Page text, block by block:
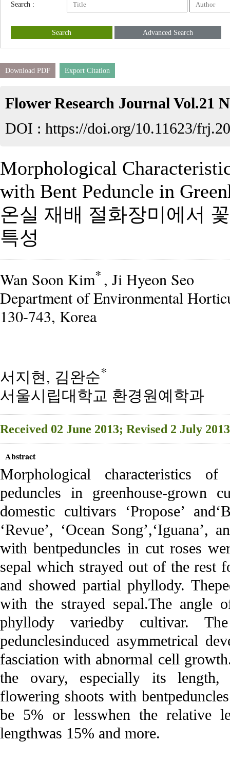
Search :
Search Advanced Search
Download PDF Export Citation
Flower Research Journal Vol.21
DOI : https://doi.org/10.11623/
Morphological
with Bent Peduncle in
온실 재배 절화장미에서
특성
Wan Soon Kim* , Ji Hyeon Seo
Department of Environmental
130-743, Korea
서지현, 김완순*
서울시립대학교 환경원예학과
Received 02 June 2013; Revised 2 July
Abstract
Morphological characteristics
peduncles in greenhouse-grown
domestic cultivars ‘Propose’
‘Revue’, ‘Ocean Song’,‘Iguana’,
with bentpeduncles in cut roses
sepal which strayed out of the rest
and showed partial phyllody.
with the strayed sepal.The angle
phyllody variedby cultivar.
pedunclesinduced asymmetrical
fasciation with abnormal cell
the ovary, especially its length,
flowering shoots with
be 5% or lesswhen the relative
lengthwas 15% and more.